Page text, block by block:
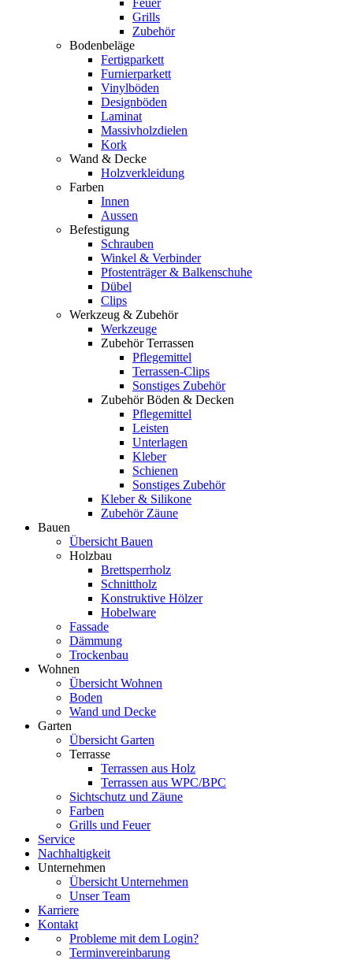
Grills
Zubehör
Bodenbeläge
Fertigparkett
Furnierparkett
Vinylböden
Designböden
Laminat
Massivholzdielen
Kork
Wand & Decke
Holzverkleidung
Farben
Innen
Aussen
Befestigung
Schrauben
Winkel & Verbinder
Pfostenträger & Balkenschuhe
Dübel
Clips
Werkzeug & Zubehör
Werkzeuge
Zubehör Terrassen
Pflegemittel
Terrassen-Clips
Sonstiges Zubehör
Zubehör Böden & Decken
Pflegemittel
Leisten
Unterlagen
Kleber
Schienen
Sonstiges Zubehör
Kleber & Silikone
Zubehör Zäune
Bauen
Übersicht Bauen
Holzbau
Brettsperrholz
Schnittholz
Konstruktive Hölzer
Hobelware
Fassade
Dämmung
Trockenbau
Wohnen
Übersicht Wohnen
Boden
Wand und Decke
Garten
Übersicht Garten
Terrasse
Terrassen aus Holz
Terrassen aus WPC/BPC
Sichtschutz und Zäune
Farben
Grills und Feuer
Service
Nachhaltigkeit
Unternehmen
Übersicht Unternehmen
Unser Team
Karriere
Kontakt
Probleme mit dem Login?
Terminvereinbarung